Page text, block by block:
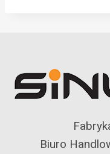
Biuro